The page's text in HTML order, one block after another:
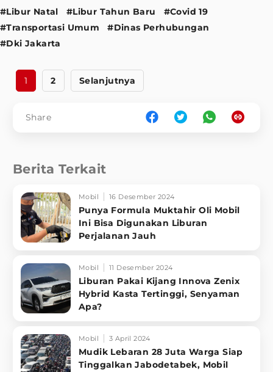
#Libur Natal #Libur Tahun Baru
#Covid 19
#Transportasi Umum
#Dinas Perhubungan
#Dki Jakarta
1 2 Selanjutnya
Share
Berita Terkait
Mobil 16 Desember 2024
Punya Formula Muktahir Oli Mobil
Ini Bisa Digunakan Liburan
Perjalanan Jauh
Mobil 11 Desember 2024
Liburan Pakai Kijang Innova Zenix
Hybrid Kasta Tertinggi, Senyaman
Apa?
Mobil 3 April 2024
Mudik Lebaran 28 Juta Warga Siap
Tinggalkan Jabodetabek, Mobil